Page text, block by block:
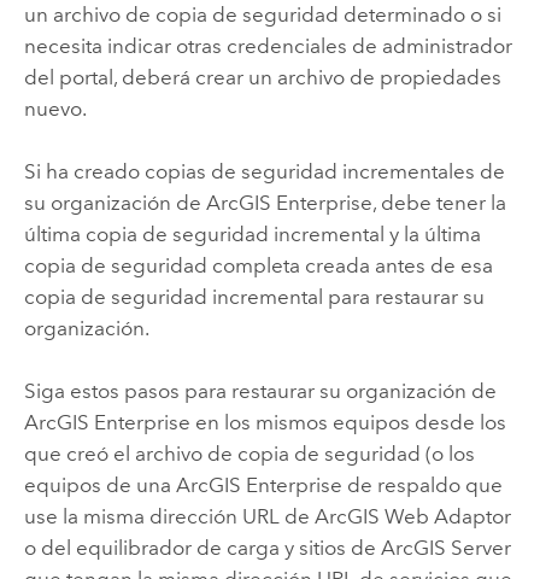
un archivo de copia de seguridad determinado o si
necesita indicar otras credenciales de administrador
del portal, deberá crear un archivo de propiedades
nuevo.
Si ha creado copias de seguridad incrementales de
su organización de ArcGIS Enterprise, debe tener la
última copia de seguridad incremental y la última
copia de seguridad completa creada antes de esa
copia de seguridad incremental para restaurar su
organización.
Siga estos pasos para restaurar su organización de
ArcGIS Enterprise en los mismos equipos desde los
que creó el archivo de copia de seguridad (o los
equipos de una ArcGIS Enterprise de respaldo que
use la misma dirección URL de ArcGIS Web Adaptor
o del equilibrador de carga y sitios de ArcGIS Server